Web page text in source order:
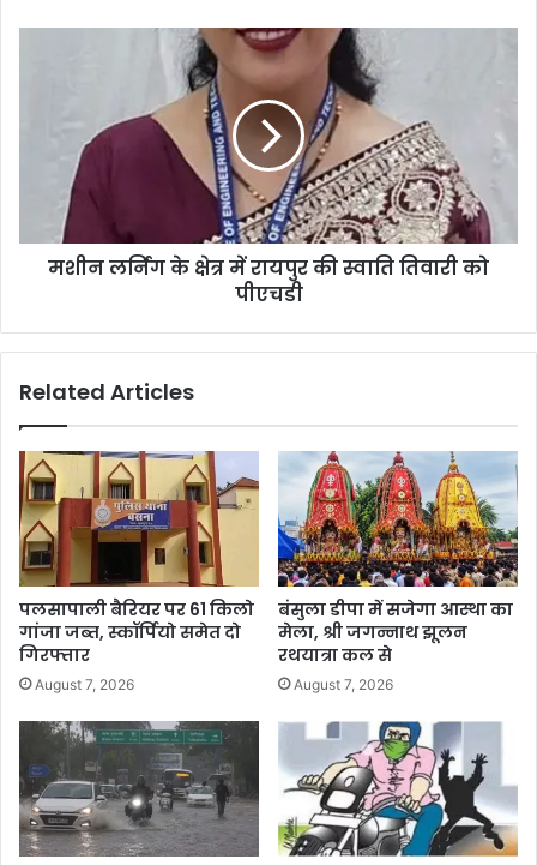
मशीन लर्निंग के क्षेत्र में रायपुर की स्वाति तिवारी को
पीएचडी
Related Articles
पलसापाली बैरियर पर 61 किलो
गांजा जब्त, स्कॉर्पियो समेत दो
गिरफ्तार
August 7, 2026
बंसुला डीपा में सजेगा आस्था का
मेला, श्री जगन्नाथ झूलन
रथयात्रा कल से
August 7, 2026